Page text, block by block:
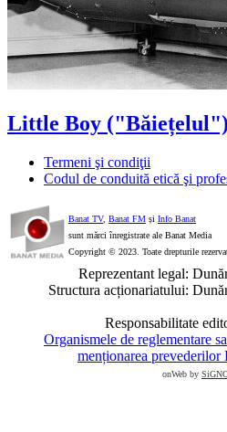
Little Boy ("Băiețelul")
Termeni şi condiţii
Codul de conduită etică şi
Banat TV, Banat FM și Info Banat
sunt mărci înregistrate ale Banat Media
Copyright © 2023. Toate drepturile
Reprezentant legal:
Structura acționariatului:
Responsabilitate
Organismele de reglementare
menționarea
onWeb by